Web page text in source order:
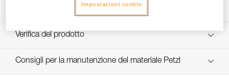
Technical Notice
Procedura di verifica del DPI
verif-EPI-piolets-procedure-IT
Verifica del prodotto
verif-EPI-piolet-suivi-IT
Consigli per la manutenzione del materiale Petzl
Impostazioni cookie